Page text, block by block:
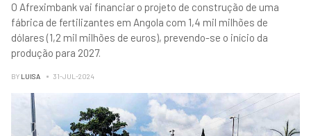
O Afreximbank vai financiar o projeto de construção de uma
fábrica de fertilizantes em Angola com 1,4 mil milhões de
dólares (1,2 mil milhões de euros), prevendo-se o início da
produção para 2027.
BY LUISA 31-JUL-2024